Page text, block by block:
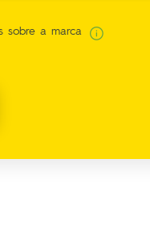
sobre a marca